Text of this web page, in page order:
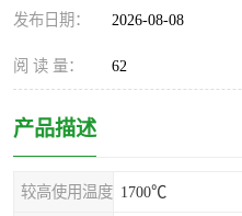
发布日期： 2026-08-08
阅 读 量： 62
产品描述
较高使用温度 1700℃